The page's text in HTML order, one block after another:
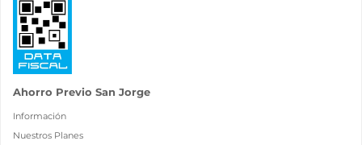
Ahorro Previo San Jorge
Información
Nuestros Planes